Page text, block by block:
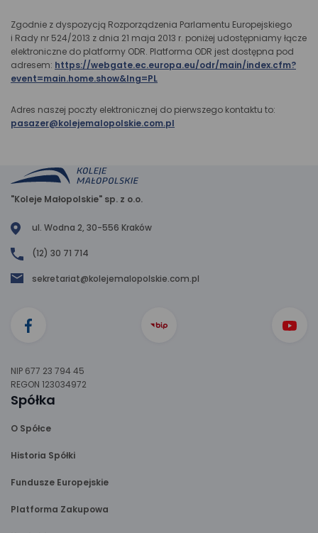
Zgodnie z dyspozycją Rozporządzenia Parlamentu Europejskiego
i Rady nr 524/2013 z dnia 21 maja 2013 r. poniżej udostępniamy łącze
elektroniczne do platformy ODR. Platforma ODR jest dostępna pod
adresem: https://webgate.ec.europa.eu/odr/main/index.cfm?
event=main.home.show&lng=PL
Adres naszej poczty elektronicznej do pierwszego kontaktu to:
pasazer@kolejemalopolskie.com.pl
"Koleje Małopolskie" sp. z o.o.
ul. Wodna 2, 30-556 Kraków
(12) 30 71 714
sekretariat@kolejemalopolskie.com.pl
NIP 677 23 794 45
REGON 123034972
Spółka
O Spółce
Historia Spółki
Fundusze Europejskie
Platforma Zakupowa